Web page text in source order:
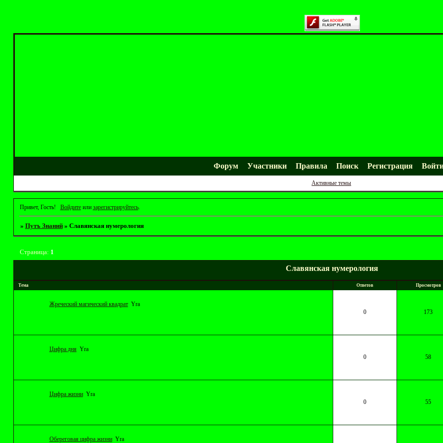
Форум Участники Правила Поиск Регистрация
Активные темы
Привет, Гость! Войдитеили зарегистрируйтесь.
» Путъ Знаний » Славянская нумерология
Славянская нумерология
Страница: 1
Тема Ответов Просмотров
Жреческий магический квадрат Yrа
0
173
Цифра дня Yrа
0
58
Цифра жизни Yrа
0
55
Обереговая цифра жизни Yrа